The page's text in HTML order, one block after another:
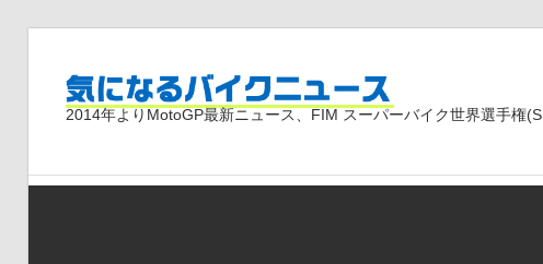
気
に
2014年よりMotoGP最新ニュース、FIM スーパーバイク世界選手権